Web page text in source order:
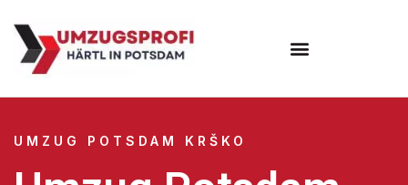
UMZUG POTSDAM KRŠKO